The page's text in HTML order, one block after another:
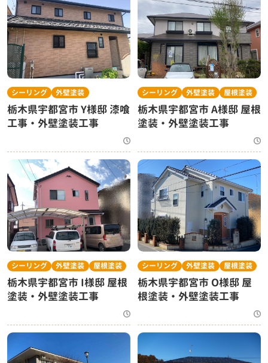
シーリング 外壁塗装
栃木県宇都宮市 Y様邸 漆喰
工事・外壁塗装工事
シーリング 外壁塗装 屋根塗装
栃木県宇都宮市 A様邸 屋根
塗装・外壁塗装工事
シーリング 外壁塗装 屋根塗装
栃木県宇都宮市 I様邸 屋根
塗装・外壁塗装工事
シーリング 外壁塗装 屋根塗装
栃木県宇都宮市 O様邸 屋
根塗装・外壁塗装工事